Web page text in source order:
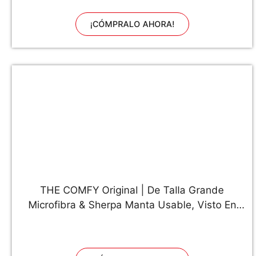
¡CÓMPRALO AHORA!
THE COMFY Original | De Talla Grande
Microfibra & Sherpa Manta Usable, Visto En